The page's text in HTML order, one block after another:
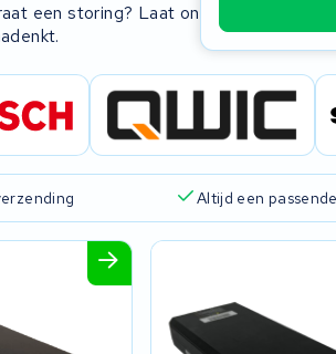
een storing? Laat ons het pakket
Altijd een
Begin te typen in de zoekbalk